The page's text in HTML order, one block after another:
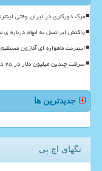
مرگ دورکاری در ایران وقتی
واکنش ایرانسل به ابهام درباره
اینترنت ماهواره ای آمازون
سرقت چندین میلیون دلار در ۲۵ دقیقه
جدیدترین ها
تگهای اچ پی